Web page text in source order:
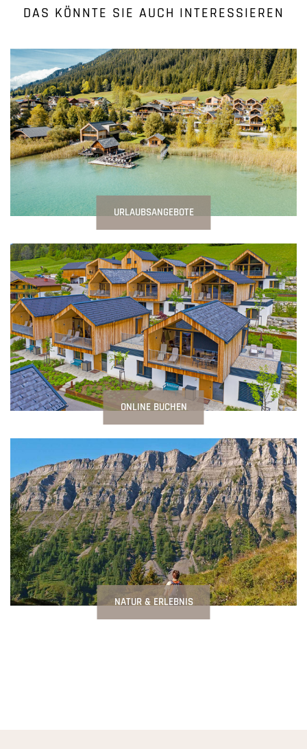
DAS KÖNNTE SIE AUCH INTERESSIEREN
URLAUBSANGEBOTE
ONLINE BUCHEN
NATUR & ERLEBNIS